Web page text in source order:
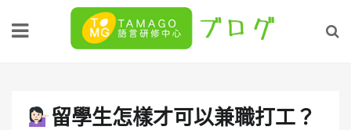
留學生怎樣才可以兼職打工？